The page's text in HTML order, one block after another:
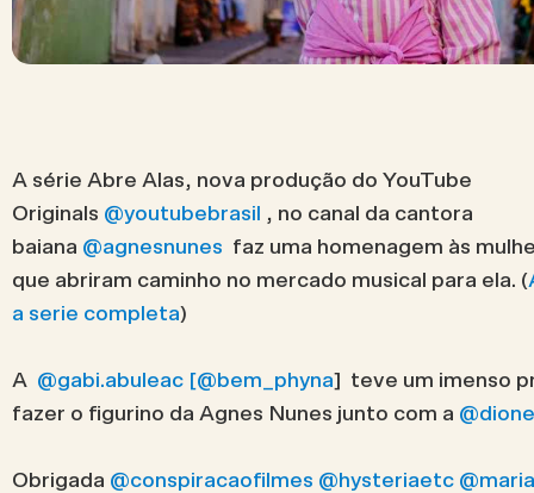
A série Abre Alas, nova produção do YouTube
Originals @youtubebrasil
, no canal da cantora
baiana @agnesnunes faz uma homenagem às
que abriram caminho no mercado musical para ela. (
a serie completa)
A @gabi.abuleac [@bem_phyna] teve um imenso
fazer o figurino da Agnes Nunes junto com a
Obrigada @conspiracaofilmes @hysteriaetc